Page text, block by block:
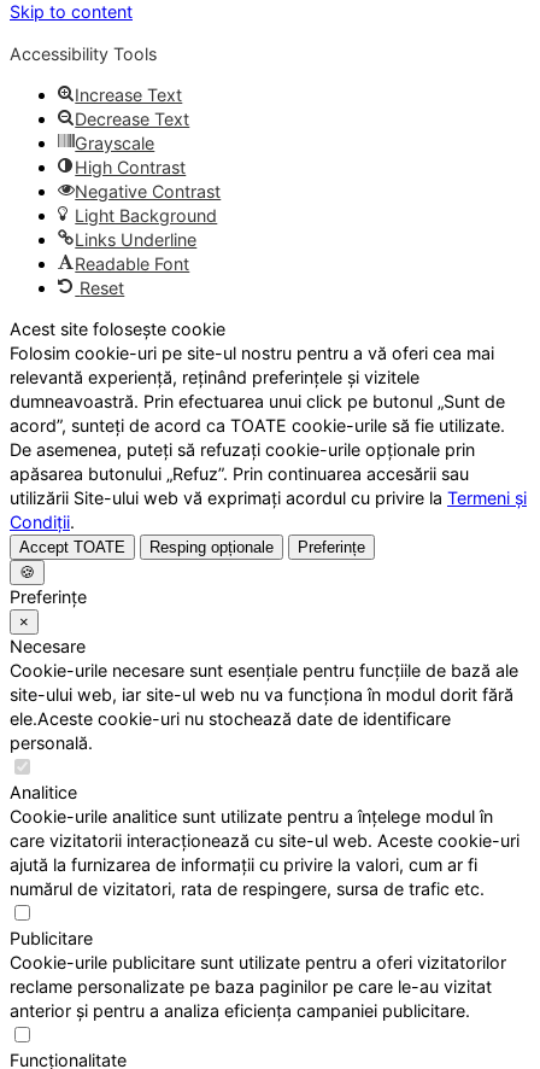
Skip to content
Accessibility Tools
Increase Text
Decrease Text
Grayscale
High Contrast
Negative Contrast
Light Background
Links Underline
Readable Font
Reset
Acest site folosește cookie
Folosim cookie-uri pe site-ul nostru pentru a vă oferi cea mai
relevantă experiență, reținând preferințele și vizitele
dumneavoastră. Prin efectuarea unui click pe butonul „Sunt de
acord”, sunteți de acord ca TOATE cookie-urile să fie utilizate.
De asemenea, puteți să refuzați cookie-urile opționale prin
apăsarea butonului „Refuz”. Prin continuarea accesării sau
utilizării Site-ului web vă exprimați acordul cu privire la Termeni și
Condiții.
Accept TOATE Resping opționale
Preferințe
🍪
Preferințe
×
Necesare
Cookie-urile necesare sunt esențiale pentru funcțiile de bază ale
site-ului web, iar site-ul web nu va funcționa în modul dorit fără
ele.Aceste cookie-uri nu stochează date de identificare
personală.
Analitice
Cookie-urile analitice sunt utilizate pentru a înțelege modul în
care vizitatorii interacționează cu site-ul web. Aceste cookie-uri
ajută la furnizarea de informații cu privire la valori, cum ar fi
numărul de vizitatori, rata de respingere, sursa de trafic etc.
Publicitare
Cookie-urile publicitare sunt utilizate pentru a oferi vizitatorilor
reclame personalizate pe baza paginilor pe care le-au vizitat
anterior și pentru a analiza eficiența campaniei publicitare.
Funcționalitate